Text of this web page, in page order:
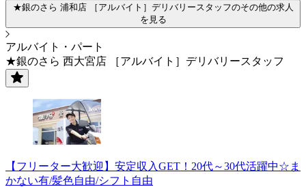
★銀のさら 浦和店 ［アルバイト］デリバリースタッフのその他の求人
を見る
アルバイト・パート
★銀のさら 西大宮店 ［アルバイト］デリバリースタッフ
【フリーター大歓迎】安定収入GET！20代～30代活躍中☆ま
かない有/髪色自由/シフト自由